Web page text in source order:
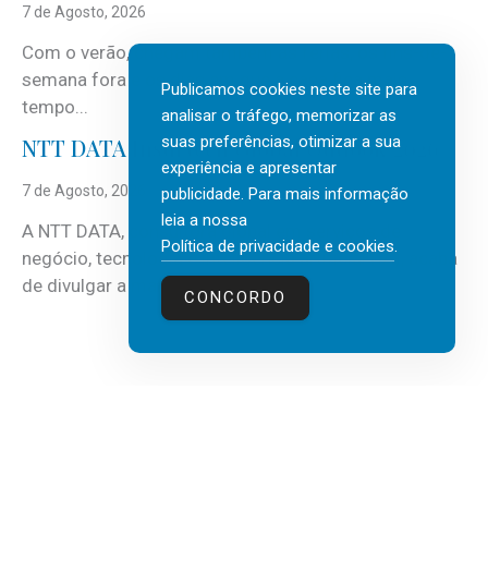
7 de Agosto, 2026
Com o verão, chegam também as férias, os fins-de-
semana fora e os dias em que a casa fica mais
tempo...
NTT DATA Insurtech Global Outlook 2026
7 de Agosto, 2026
A NTT DATA, consultora global em serviços de
negócio, tecnologia e inteligência artificial (IA), acaba
de divulgar a mais recente...
Publicamos cookies neste site para
analisar o tráfego, memorizar as
suas preferências, otimizar a sua
experiência e apresentar
publicidade. Para mais informação
leia a nossa
Política de privacidade e cookies.
CONCORDO